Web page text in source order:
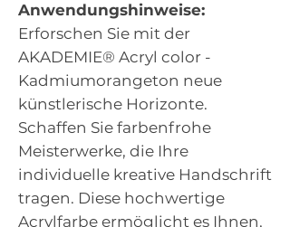
Anwendungshinweise:
Erforschen Sie mit der
AKADEMIE® Acryl color -
Kadmiumorangeton neue
künstlerische Horizonte.
Schaffen Sie farbenfrohe
Meisterwerke, die Ihre
individuelle kreative Handschrift
tragen. Diese hochwertige
Acrylfarbe ermöglicht es Ihnen,